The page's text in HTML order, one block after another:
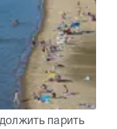
парить